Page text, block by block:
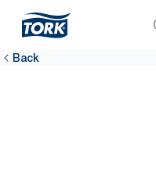
Back